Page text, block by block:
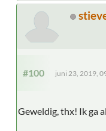
#100 juni 23, 2019,
Geweldig, thx! Ik ga